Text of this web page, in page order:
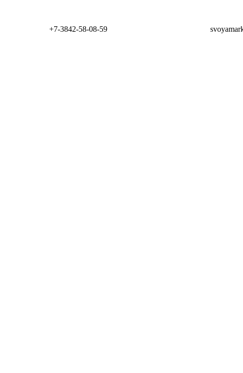
+7-3842-58-08-59